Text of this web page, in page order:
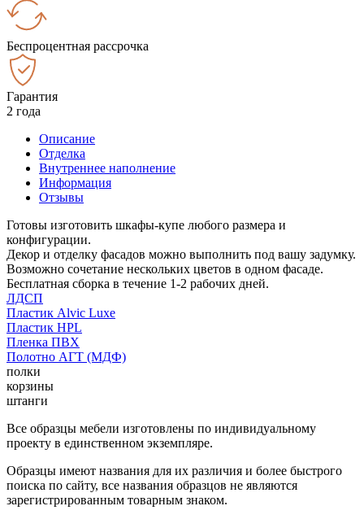
Беспроцентная рассрочка
Гарантия
2 года
Описание
Отделка
Внутреннее наполнение
Информация
Отзывы
Готовы изготовить шкафы-купе любого размера и
конфигурации.
Декор и отделку фасадов можно выполнить под вашу задумку.
Возможно сочетание нескольких цветов в одном фасаде.
Бесплатная сборка в течение 1-2 рабочих дней.
ЛДСП
Пластик Alvic Luxe
Пластик HPL
Пленка ПВХ
Полотно АГТ (МДФ)
полки
корзины
штанги
Все образцы мебели изготовлены по индивидуальному
проекту в единственном экземпляре.
Образцы имеют названия для их различия и более быстрого
поиска по сайту, все названия образцов не являются
зарегистрированным товарным знаком.